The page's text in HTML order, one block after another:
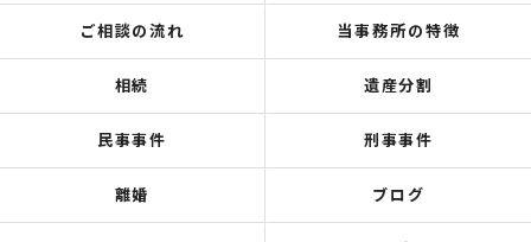
ご相談の流れ 当事務所の特徴
相続 遺産分割
民事事件 刑事事件
離婚 ブログ